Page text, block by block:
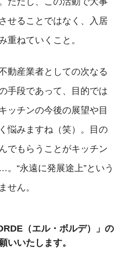
せることではなく、入居
重ねていくこと。
動産業者としての次なる
手段であって、目的では
ッチンの今後の展望や目
悩みますね（笑）。目の
でもらうことがキッチン
“永遠に発展途上”という
せん。
（エル・ボルデ）」の
いいたします。